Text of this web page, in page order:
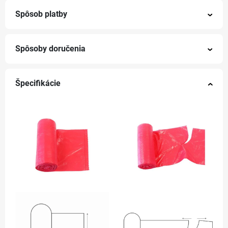
Spôsob platby
Spôsoby doručenia
Špecifikácie